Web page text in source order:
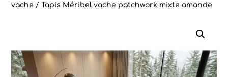
vache / Tapis Méribel vache patchwork mixte amande